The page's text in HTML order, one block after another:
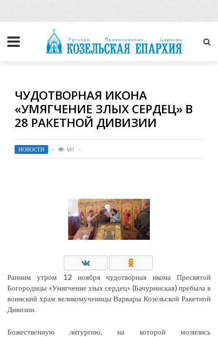
ЧУДОТВОРНАЯ ИКОНА
«УМЯГЧЕНИЕ ЗЛЫХ СЕРДЕЦ» В
28 РАКЕТНОЙ ДИВИЗИИ
НОВОСТИ 587
Ранним утром 12 ноября чудотворная икона Пресвятой
Богородицы «Умягчение злых сердец» (Бачуринская) пребыла в
воинский храм великомученицы Варвары Козельской Ракетной
Дивизии.
Божественную литургию, на которой молились